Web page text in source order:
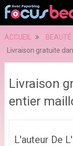
ACCUEIL
BEAUTÉ
Livraison gratuite
Livraison
entier
L'auteur De